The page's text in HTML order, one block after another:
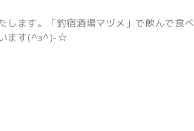
します。「釣宿酒場マヅメ」で飲んで食べ
います(^з^)-☆